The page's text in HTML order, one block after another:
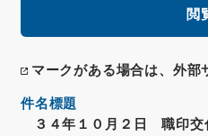
閲
マークがある場合は、外部
件名標題
３４年１０月２日 職印